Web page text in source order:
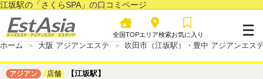
江坂駅の「さくらSPA」の口コミページ
全国TOPエリア検索お気に入り
ホーム 大阪 アジアンエステ 吹田市（江坂駅）・豊中 アジアンエス
アジアン 店舗 【江坂駅】